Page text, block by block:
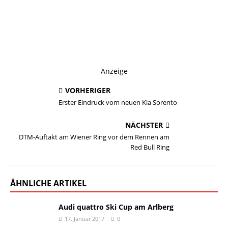
Anzeige
VORHERIGER
Erster Eindruck vom neuen Kia Sorento
NÄCHSTER
DTM-Auftakt am Wiener Ring vor dem Rennen am
Red Bull Ring
ÄHNLICHE ARTIKEL
Audi quattro Ski Cup am Arlberg
17. Januar 2017 0